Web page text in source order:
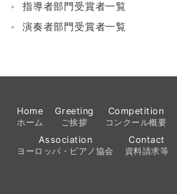
指導者部門受賞者一覧
演奏者部門受賞者一覧
Home
ホーム
Greeting
ご挨拶
Competition
コンクール概要
Association
ヨーロッパ・ピアノ協会
Contact
資料請求等